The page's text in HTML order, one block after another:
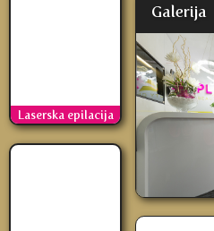
Laserska epilacija
Galerija